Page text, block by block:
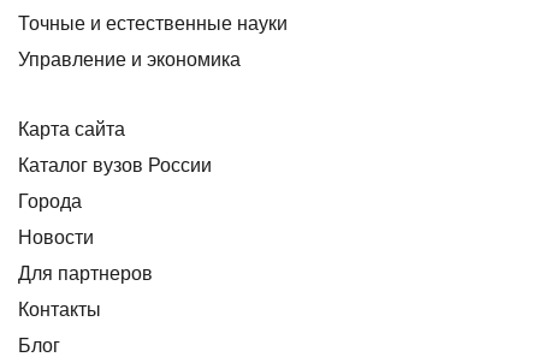
Точные и естественные науки
Управление и экономика
Карта сайта
Каталог вузов России
Города
Новости
Для партнеров
Контакты
Блог